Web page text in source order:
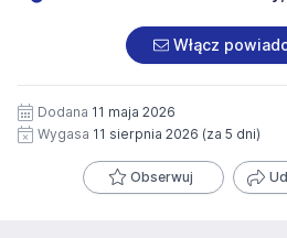
Włącz
Dodana 11 maja 2026
Wygasa 11 sierpnia 2026 (za 5 dni)
Obserwuj